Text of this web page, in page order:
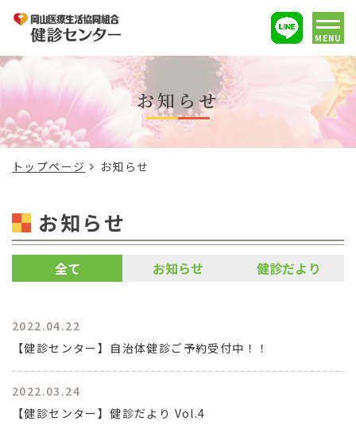
MENU
お知らせ
トップページ お知らせ
お知らせ
全て お知らせ 健診だより
2022.04.22
【健診センター】自治体健診ご予約受付中！！
2022.03.24
【健診センター】健診だより Vol.4